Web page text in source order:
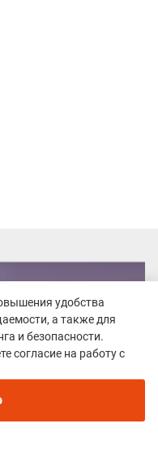
для бега зимой и
города и
удобства
а также для
и безопасности.
согласие на работу с